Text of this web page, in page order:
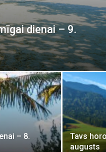
dienai – 9.
– 8.
Tavs
augusts